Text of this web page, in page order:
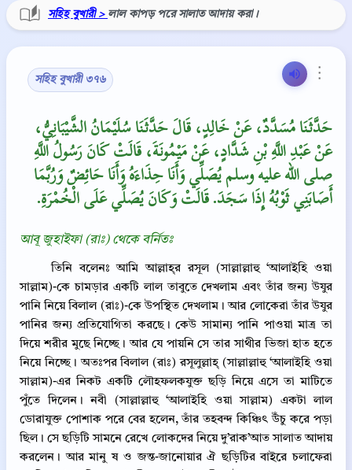
সহিহ বুখারী > লাল কাপড় পরে সালাত আদায় করা।
⋮
সহিহ বুখারী ৩৭৬
حَدَّثَنَا مُسَدَّدٌ، عَنْ خَالِدٍ، قَالَ حَدَّثَنَا سُلَيْمَانُ الشَّيْبَانِيُّ،
عَنْ عَبْدِ اللَّهِ بْنِ شَدَّادٍ، عَنْ مَيْمُونَةَ، قَالَتْ كَانَ رَسُولُ اللَّهِ
صلى الله عليه وسلم يُصَلِّي وَأَنَا حِذَاءَهُ وَأَنَا حَائِضٌ وَرُبَّمَا
أَصَابَنِي ثَوْبُهُ إِذَا سَجَدَ‏.‏ قَالَتْ وَكَانَ يُصَلِّي عَلَى الْخُمْرَةِ‏.‏
আবূ জুহাইফা (রাঃ) থেকে বর্নিতঃ
তিনি বলেনঃ আমি আল্লাহ্‌র রসূল (সাল্লাল্লাহু ‘আলাইহি ওয়া
সাল্লাম)-কে চামড়ার একটি লাল তাবুতে দেখলাম এবং তাঁর জন্য উযুর
পানি নিয়ে বিলাল (রাঃ)-কে উপস্থিত দেখলাম। আর লোকেরা তাঁর উযুর
পানির জন্য প্রতিযোগিতা করছে। কেউ সামান্য পানি পাওয়া মাত্র তা
দিয়ে শরীর মুছে নিচ্ছে। আর যে পায়নি সে তার সাথীর ভিজা হাত হতে
নিয়ে নিচ্ছে। অতঃপর বিলাল (রাঃ) রসূলুল্লাহ্‌ (সাল্লাল্লাহু ‘আলাইহি ওয়া
সাল্লাম)-এর নিকট একটি লৌহফলকযুক্ত ছড়ি নিয়ে এসে তা মাটিতে
পুঁতে দিলেন। নবী (সাল্লাল্লাহু ‘আলাইহি ওয়া সাল্লাম) একটা লাল
ডোরাযুক্ত পোশাক পরে বের হলেন, তাঁর তহবন্দ কিঞ্চিৎ উঁচু করে পড়া
ছিল। সে ছড়িটি সামনে রেখে লোকদের নিয়ে দু’রাক’আত সালাত আদায়
করলেন। আর মানু ষ ও জন্ত-জানোয়ার ঐ ছড়িটির বাইরে চলাফেরা